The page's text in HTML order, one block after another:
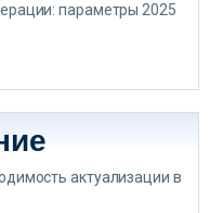
параметры 2025
актуализации в